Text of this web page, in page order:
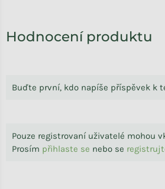
Hodnocení produktu
Buďte první, kdo napíše příspěvek k
Pouze registrovaní uživatelé mohou
Prosím přihlaste se nebo se